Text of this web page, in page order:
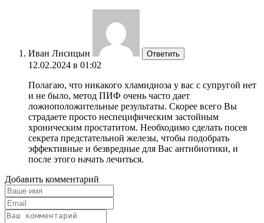
Иван Лисицын Ответить
12.02.2024 в 01:02
Полагаю, что никакого хламидиоза у вас с супругой нет
и не было, метод ПИФ очень часто дает
ложноположительные результаты. Скорее всего Вы
страдаете просто неспецифическим застойным
хроническим простатитом. Необходимо сделать посев
секрета предстательной железы, чтобы подобрать
эффективные и безвредные для Вас антибиотики, и
после этого начать лечиться.
Добавить комментарий